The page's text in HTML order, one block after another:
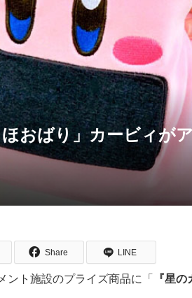
おばり」カービィが
Share LINE
ント施設のプライズ商品に「 『星